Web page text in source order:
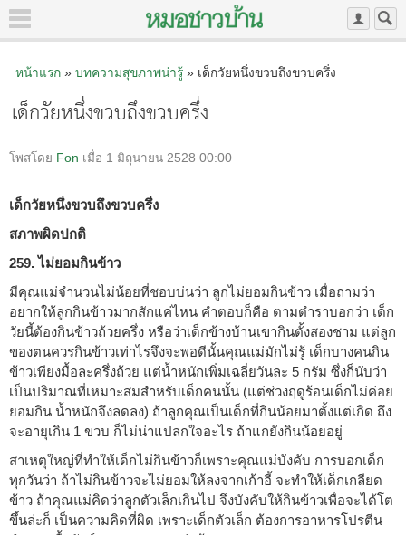
หน้าแรก» บทความสุขภาพน่ารู้» เด็กวัยหนึ่งขวบถึงขวบครึ่ง
เด็กวัยหนึ่งขวบถึงขวบครึ่ง
โพสโดย Fon เมื่อ 1 มิถุนายน 2528 00:00
เด็กวัยหนึ่งขวบถึงขวบครึ่ง
สภาพผิดปกติ
259. ไม่ยอมกินข้าว
มีคุณแม่จำนวนไม่น้อยที่ชอบบ่นว่า ลูกไม่ยอมกินข้าว เมื่อถามว่า
อยากให้ลูกกินข้าวมากสักแค่ไหน คำตอบก็คือ ตามตำราบอกว่า เด็ก
วัยนี้ต้องกินข้าวถ้วยครึ่ง หรือว่าเด็กข้างบ้านเขากินตั้งสองชาม แต่ลูก
ของตนควรกินข้าวเท่าไรจึงจะพอดีนั้นคุณแม่มักไม่รู้ เด็กบางคนกิน
ข้าวเพียงมื้อละครึ่งถ้วย แต่น้ำหนักเพิ่มเฉลี่ยวันละ 5 กรัม ซึ่งก็นับว่า
เป็นปริมาณที่เหมาะสมสำหรับเด็กคนนั้น (แต่ช่วงฤดูร้อนเด็กไม่ค่อย
ยอมกิน น้ำหนักจึงลดลง) ถ้าลูกคุณเป็นเด็กที่กินน้อยมาตั้งแต่เกิด ถึง
จะอายุเกิน 1 ขวบ ก็ไม่น่าแปลกใจอะไร ถ้าแกยังกินน้อยอยู่
สาเหตุใหญ่ที่ทำให้เด็กไม่กินข้าวก็เพราะคุณแม่บังคับ การบอกเด็ก
ทุกวันว่า ถ้าไม่กินข้าวจะไม่ยอมให้ลงจากเก้าอี้ จะทำให้เด็กเกลียด
ข้าว ถ้าคุณแม่คิดว่าลูกตัวเล็กเกินไป จึงบังคับให้กินข้าวเพื่อจะได้โต
ขึ้นล่ะก็ เป็นความคิดที่ผิด เพราะเด็กตัวเล็ก ต้องการอาหารโปรตีน